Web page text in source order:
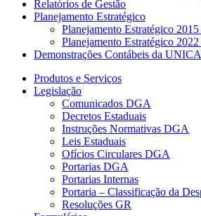
Relatórios de Gestão
Planejamento Estratégico
Planejamento Estratégico
Planejamento Estratégico
Demonstrações Contábeis da
Produtos e Serviços
Legislação
Comunicados DGA
Decretos Estaduais
Instruções Normativas DGA
Leis Estaduais
Ofícios Circulares DGA
Portarias DGA
Portarias Internas
Portaria – Classificação da
Resoluções GR